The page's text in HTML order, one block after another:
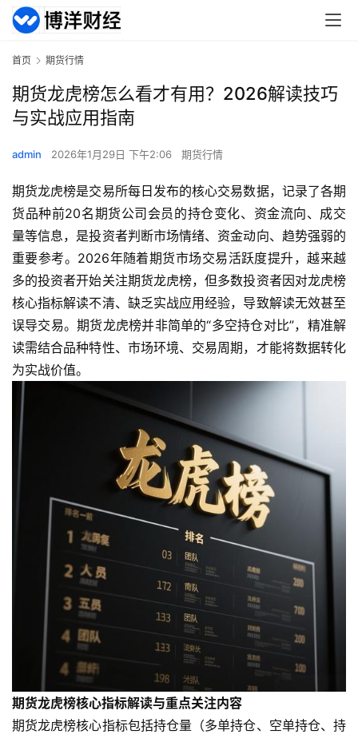
首页 期货行情
期货龙虎榜怎么看才有用？2026解读技巧
与实战应用指南
admin 2026年1月29日 下午2:06 期货行情
期货龙虎榜是交易所每日发布的核心交易数据，记录了各期
货品种前20名期货公司会员的持仓变化、资金流向、成交
量等信息，是投资者判断市场情绪、资金动向、趋势强弱的
重要参考。2026年随着期货市场交易活跃度提升，越来越
多的投资者开始关注期货龙虎榜，但多数投资者因对龙虎榜
核心指标解读不清、缺乏实战应用经验，导致解读无效甚至
误导交易。期货龙虎榜并非简单的“多空持仓对比”，精准解
读需结合品种特性、市场环境、交易周期，才能将数据转化
为实战价值。
期货龙虎榜核心指标解读与重点关注内容
期货龙虎榜核心指标包括持仓量（多单持仓、空单持仓、持